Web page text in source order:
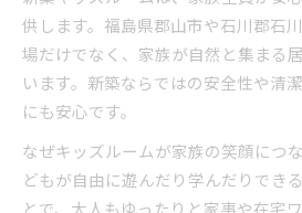
供します。福島県郡山市や石川郡石
場だけでなく、家族が自然と集まる
います。新築ならではの安全性や清
にも安心です。
なぜキッズルームが家族の笑顔につ
どもが自由に遊んだり学んだりでき